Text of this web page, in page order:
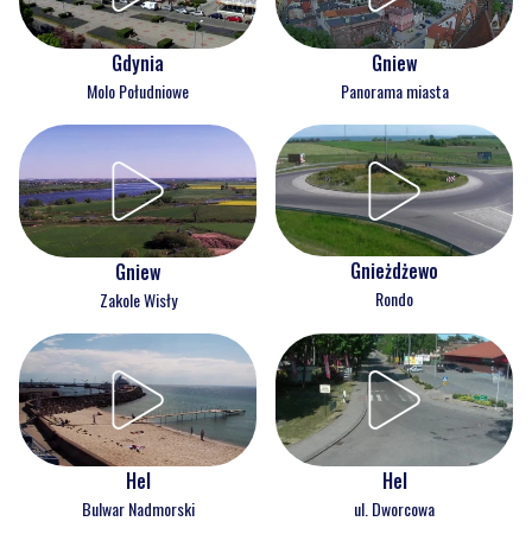
Gdynia
Molo Południowe
Gniew
Panorama miasta
Gniew
Zakole Wisły
Gnieżdżewo
Rondo
Hel
Bulwar Nadmorski
Hel
ul. Dworcowa